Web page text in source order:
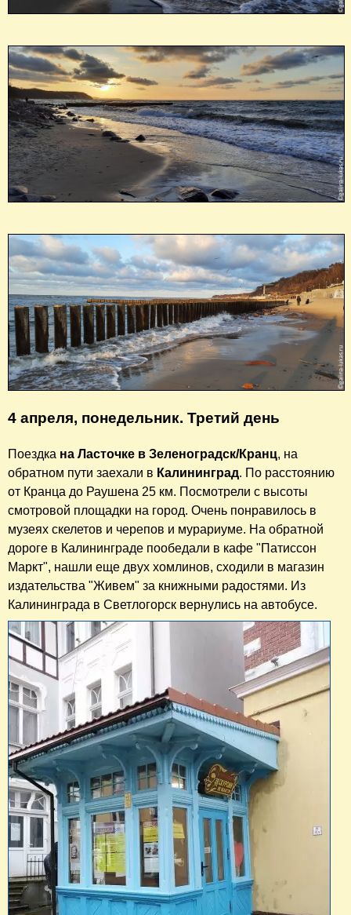
4 апреля, понедельник. Третий день
Поездка на Ласточке в Зеленоградск/Кранц, на
обратном пути заехали в Калининград. По расстоянию
от Кранца до Раушена 25 км. Посмотрели с высоты
смотровой площадки на город. Очень понравилось в
музеях скелетов и черепов и мурариуме. На обратной
дороге в Калининграде пообедали в кафе "Патиссон
Маркт", нашли еще двух хомлинов, сходили в магазин
издательства "Живем" за книжными радостями. Из
Калининграда в Светлогорск вернулись на автобусе.